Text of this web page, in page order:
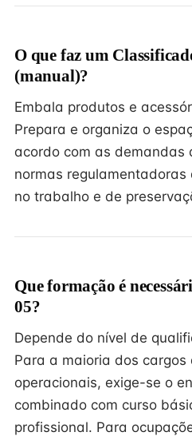
O que faz um
(manual)?
Embala produtos e
Prepara e organiza o
acordo com as demandas
normas regulamentadoras
no trabalho e de
Que formação é
05?
Depende do nível de
Para a maioria dos cargos
operacionais, exige-se o
combinado com curso
profissional. Para